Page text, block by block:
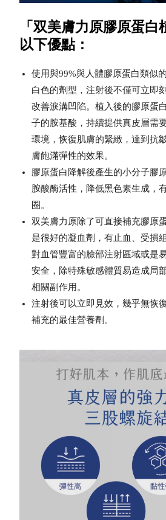
「双美膚力原膠原蛋
以下優點：
使用與99%與⼈體膠原蛋白類似
白色的劑型，注射後不僅可立即
改善淚溝凹陷。植入後的膠原蛋
子的胺基酸，持續提供真皮層需
環境，恢復肌膚的緊緻，達到抗
膚飽滿彈性的效果。
膠原蛋白降解後產生的小分子膠
胺酸酶活性，降低黑色素生成，
圈。
双美膚力原除了可直接補充膠原
是很好的凝血劑，有止血、受損
對血管豐富的臉部注射區域或是
安全，除特殊敏感體質易造成局
相關副作用。
注射後可以立即見效，幾乎無恢
補充的最佳營養劑。